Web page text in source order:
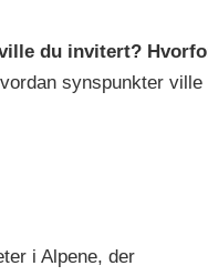
du invitert?
synspunkter ville
i Alpene, der